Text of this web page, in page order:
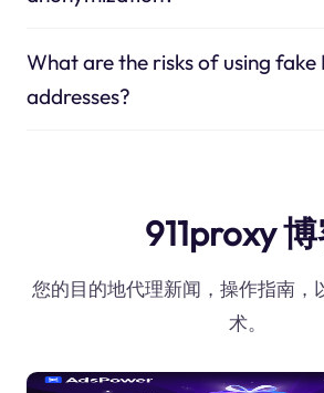
What are the risks of using fake
addresses?
911proxy
您的目的地代理新闻，操作指南，
术。